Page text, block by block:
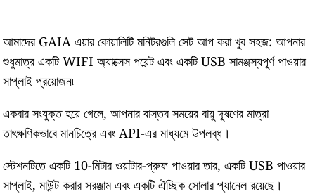
আমাদের GAIA এয়ার কোয়ালিটি মনিটরগুলি সেট আপ করা খুব সহজ: আপনার
শুধুমাত্র একটি WIFI অ্যাক্সেস পয়েন্ট এবং একটি USB সামঞ্জস্যপূর্ণ পাওয়ার
সাপ্লাই প্রয়োজন৷
একবার সংযুক্ত হয়ে গেলে, আপনার বাস্তব সময়ের বায়ু দূষণের মাত্রা
তাৎক্ষণিকভাবে মানচিত্রে এবং API-এর মাধ্যমে উপলব্ধ।
স্টেশনটিতে একটি 10-মিটার ওয়াটার-প্রুফ পাওয়ার তার, একটি USB পাওয়ার
সাপ্লাই, মাউন্ট করার সরঞ্জাম এবং একটি ঐচ্ছিক সোলার প্যানেল রয়েছে।